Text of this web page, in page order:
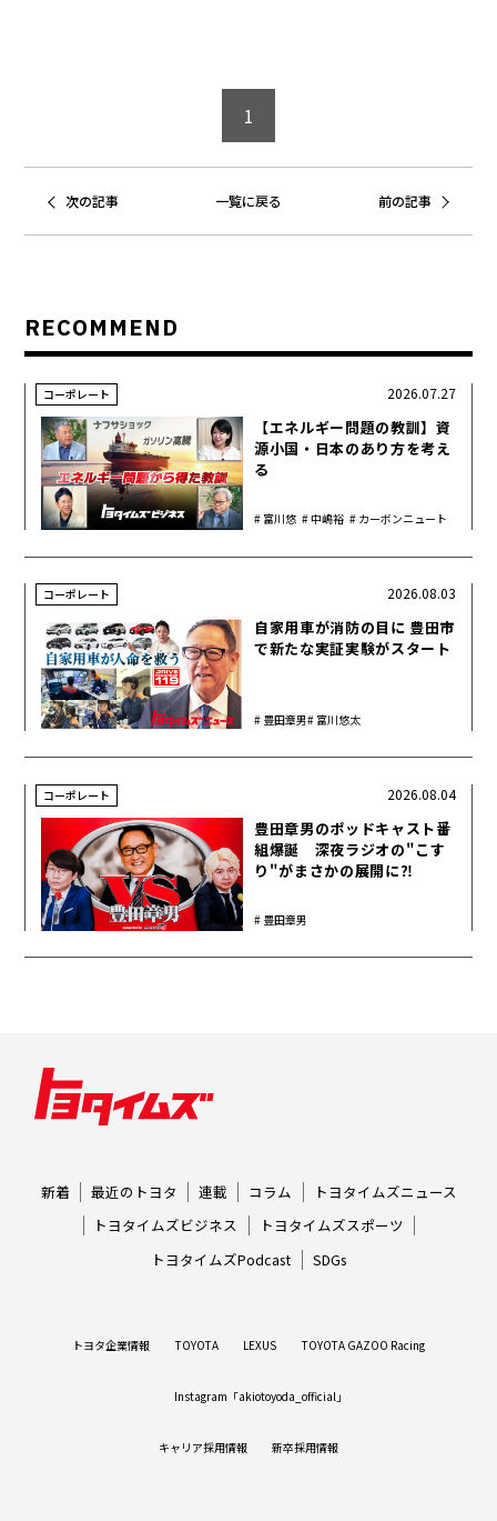
1
次の記事 一覧に戻る 前の記事
RECOMMEND
コーポレート
【エネルギー問題の教訓】資
源小国・日本のあり方を考え
る
富川悠
中嶋裕
カーボンニュート
2026.07.27
コーポレート
自家用車が消防の目に 豊田市
で新たな実証実験がスタート
豊田章男 富川悠太
2026.08.03
コーポレート
豊田章男のポッドキャスト番
組爆誕 深夜ラジオの"こす
り"がまさかの展開に⁈
豊田章男
2026.08.04
新着 最近のトヨタ 連載 コラム
トヨタイムズニュース
トヨタイムズビジネス
トヨタイムズスポーツ
トヨタイムズPodcast
SDGs
トヨタ企業情報 TOYOTA LEXUS TOYOTA GAZOO Racing
Instagram「akiotoyoda_official」
キャリア採用情報 新卒採用情報